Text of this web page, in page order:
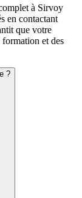
à Sirvoy
en contactant
que votre
et des
?